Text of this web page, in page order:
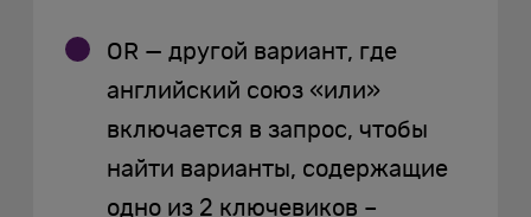
OR — другой вариант, где
английский союз «или»
включается в запрос, чтобы
найти варианты, содержащие
одно из 2 ключевиков –